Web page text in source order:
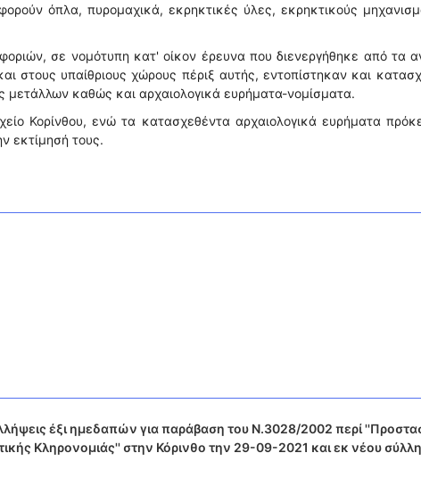
όπλα, πυρομαχικά, εκρηκτικές ύλες, εκρηκτικούς
σε νομότυπη κατ' οίκον έρευνα που διενεργήθηκε από τα
στους υπαίθριους χώρους πέριξ αυτής, εντοπίστηκαν και
μετάλλων καθώς και αρχαιολογικά ευρήματα-νομίσματα.
Κορίνθου, ενώ τα κατασχεθέντα αρχαιολογικά ευρήματα
εκτίμησή τους.
έξι ημεδαπών για παράβαση του Ν.3028/2002 περί
Κληρονομιάς'' στην Κόρινθο την 29-09-2021 και εκ νέου